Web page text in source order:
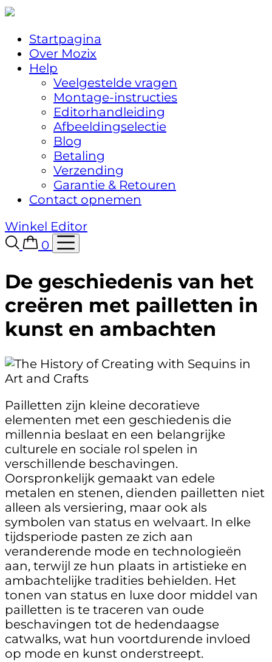
Startpagina
Over Mozix
Help
Veelgestelde vragen
Montage-instructies
Editorhandleiding
Afbeeldingselectie
Blog
Betaling
Verzending
Garantie & Retouren
Contact opnemen
Winkel Editor
0
De geschiedenis van het
creëren met pailletten in
kunst en ambachten
Pailletten zijn kleine decoratieve
elementen met een geschiedenis die
millennia beslaat en een belangrijke
culturele en sociale rol spelen in
verschillende beschavingen.
Oorspronkelijk gemaakt van edele
metalen en stenen, dienden pailletten niet
alleen als versiering, maar ook als
symbolen van status en welvaart. In elke
tijdsperiode pasten ze zich aan
veranderende mode en technologieën
aan, terwijl ze hun plaats in artistieke en
ambachtelijke tradities behielden. Het
tonen van status en luxe door middel van
pailletten is te traceren van oude
beschavingen tot de hedendaagse
catwalks, wat hun voortdurende invloed
op mode en kunst onderstreept.